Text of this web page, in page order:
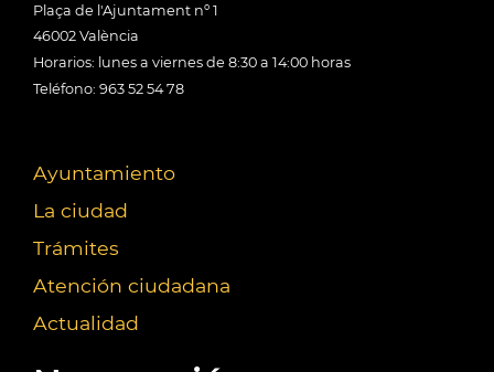
Plaça de l'Ajuntament nº 1
46002 València
Horarios: lunes a viernes de 8:30 a 14:00 horas
Teléfono: 963 52 54 78
Ayuntamiento
La ciudad
Trámites
Atención ciudadana
Actualidad